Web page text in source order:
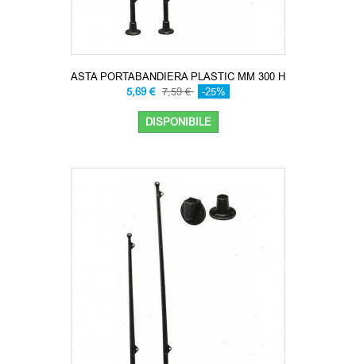
ASTA PORTABANDIERA PLASTIC MM 300 H
5,69 € 7,59 € -25%
DISPONIBILE